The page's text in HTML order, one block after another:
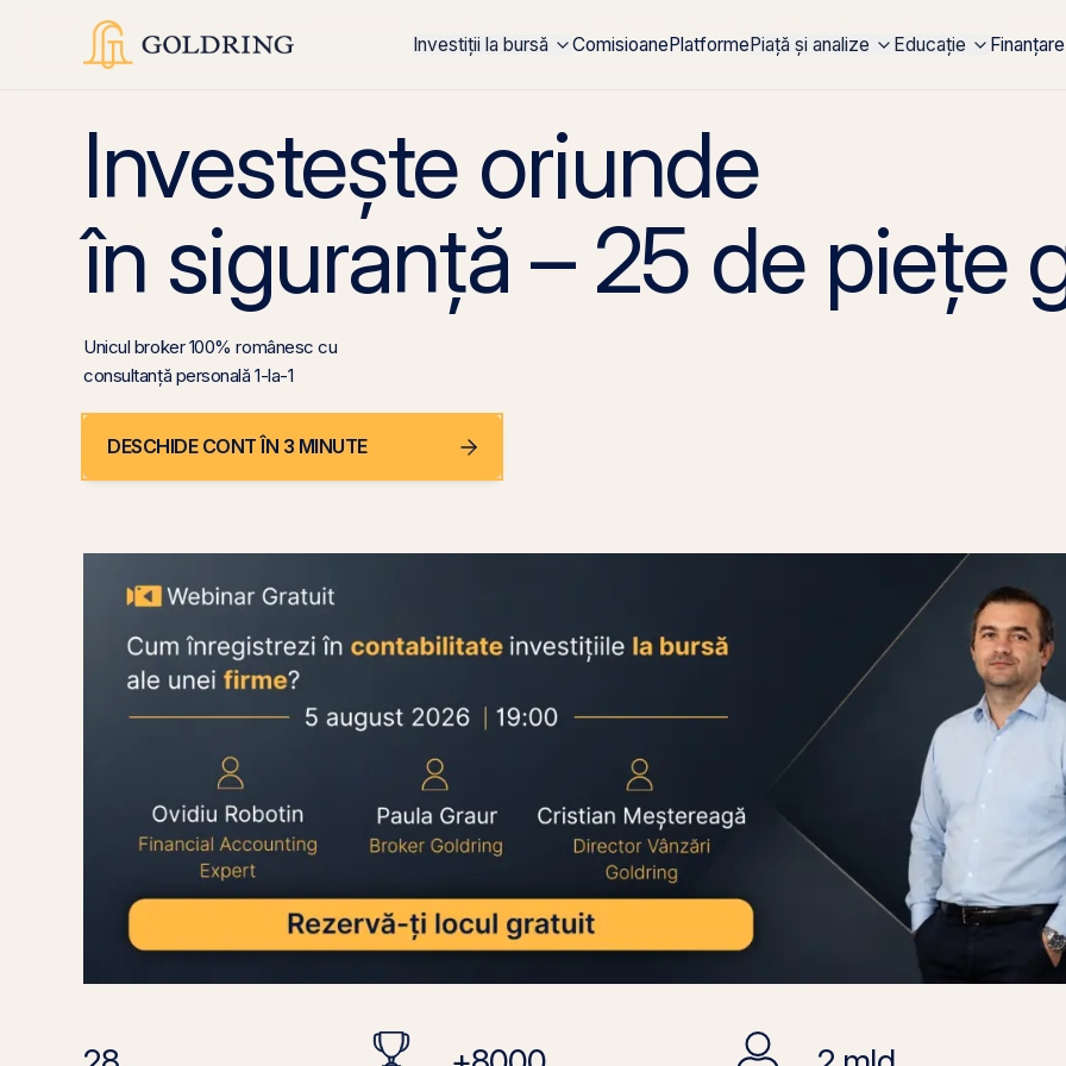
Investiții la bursă ComisioanePlatformePiață și analize Educație
Investește oriunde
în siguranță – 25 de piețe
Unicul broker 100% românesc cu
consultanță personală 1-la-1
DESCHIDE CONT ÎN 3 MINUTE